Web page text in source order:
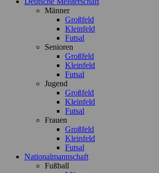
Männer
Großfeld
Kleinfeld
Futsal
Senioren
Großfeld
Kleinfeld
Futsal
Jugend
Großfeld
Kleinfeld
Futsal
Frauen
Großfeld
Kleinfeld
Futsal
Nationalmannschaft
Fußball